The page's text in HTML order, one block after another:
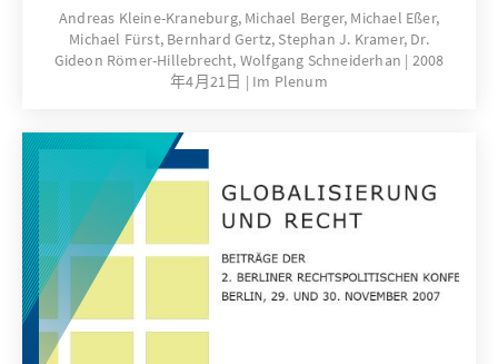
Kernaufgaben der Konrad-Adenauer-Stiftung.
Deshalb kam der Tagung „Jüdische Soldaten
in deutschen Armeen” ein besonderer
Stellenwert zu. Die positive Resonanz und die
Beteiligung von Persönlichkeiten aus
vielfältigen Bereichen des gesellschaftlichen
Lebens unterstrichen die Bedeutung und
Aktualität der Veranstaltung, die am 18. und
19. November 2007 in Zusammenarbeit mit
dem Zentralrat der Juden in Deutschland und
dem Bund jüdischer Soldaten (RjF) in Berlin
durchgeführt wurde und mit der vorliegenden
Publikation dokumentiert wird.
Andreas Kleine-Kraneburg, Michael Berger, Michael Eßer,
Michael Fürst, Bernhard Gertz, Stephan J. Kramer, Dr.
Gideon Römer-Hillebrecht, Wolfgang Schneiderhan
2008
年4月21日
Im Plenum